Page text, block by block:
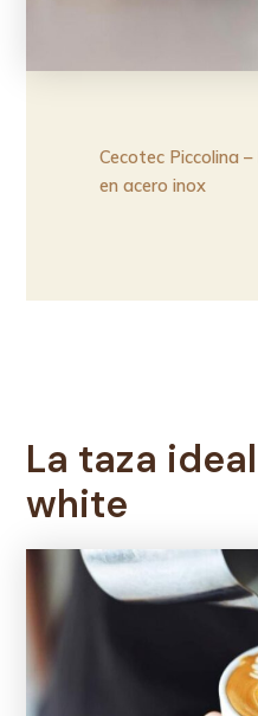
Cecotec Piccolina
en acero inox
La taza
white